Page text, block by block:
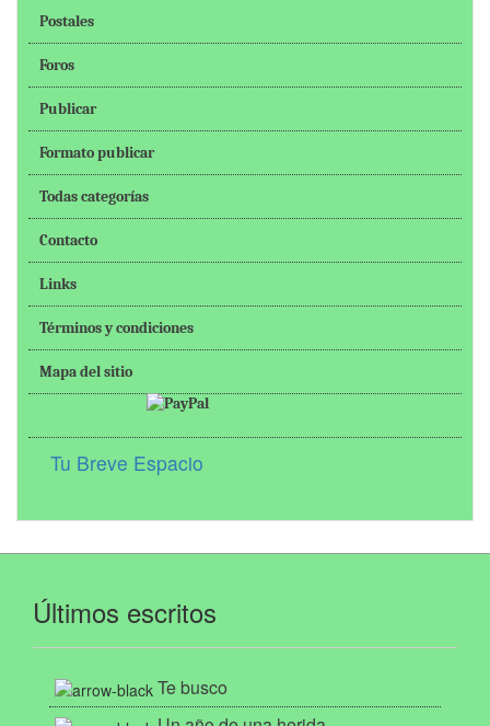
Postales
Foros
Publicar
Formato publicar
Todas categorías
Contacto
Links
Términos y condiciones
Mapa del sitio
Tu Breve Espacio
Últimos escritos
Te busco